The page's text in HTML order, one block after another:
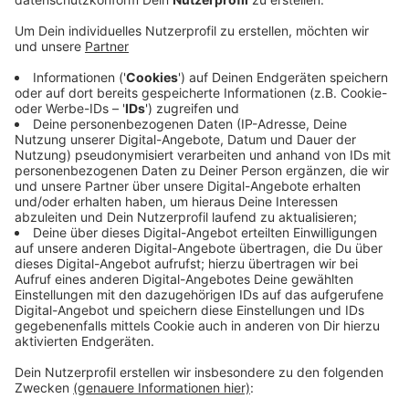
Anzeige
In einigen Städten müssen Eltern in diesem Monat
keine Beiträge für die Kita- oder Ganztagsbetreuung
zahlen. Dazu gehören etwa Dinslaken, Rheinberg,
Hamminkeln, Moers und Kamp-Lintfort. Die Form der
Erstattung läuft unterschiedlich. Teils werden die
Gebühren erst gar nicht abgebucht, teils
zurückgezahlt oder in einem späteren Monat
automatisch erlassen, um eine aufwändige
Rückerstattung zu umgehen. Die Kosten trägt zur
Hälfte das Land.
Anzeige